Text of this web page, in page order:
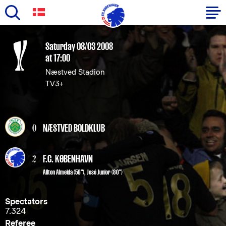
main
content
Primary
navigation
Saturday 08/03 2008
at 17:00
Næstved Stadion
TV3+
0 NÆSTVED BOLDKLUB
2 F.C. KØBENHAVN
Ailton Almeida(56"),José Junior(80")
Spectators
7.324
Referee